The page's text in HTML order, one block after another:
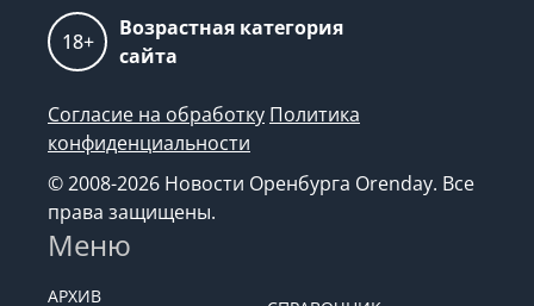
18+
Возрастная категория
сайта
Согласие на обработку Политика
конфиденциальности
© 2008-2026 Новости Оренбурга Orenday. Все
права защищены.
Меню
АРХИВ